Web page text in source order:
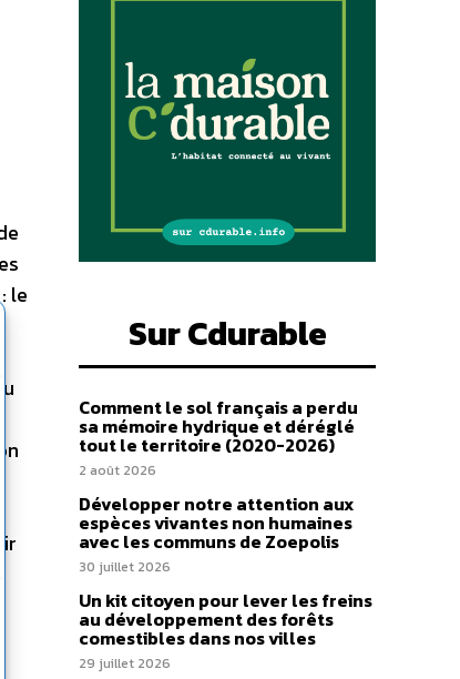
le
Sur Cdurable
Comment le sol français a perdu
sa mémoire hydrique et déréglé
tout le territoire (2020-2026)
2 août 2026
Développer notre attention aux
espèces vivantes non humaines
avec les communs de Zoepolis
30 juillet 2026
Un kit citoyen pour lever les freins
au développement des forêts
comestibles dans nos villes
29 juillet 2026